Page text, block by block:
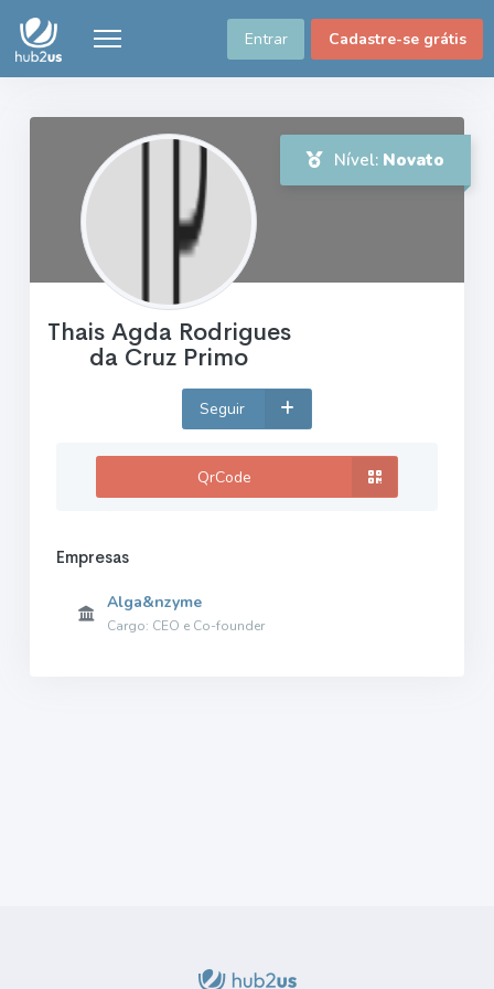
Entrar Cadastre-se grátis
Nível: Novato
Thais Agda Rodrigues
da Cruz Primo
Seguir
QrCode
Empresas
Alga&nzyme
Cargo: CEO e Co-founder